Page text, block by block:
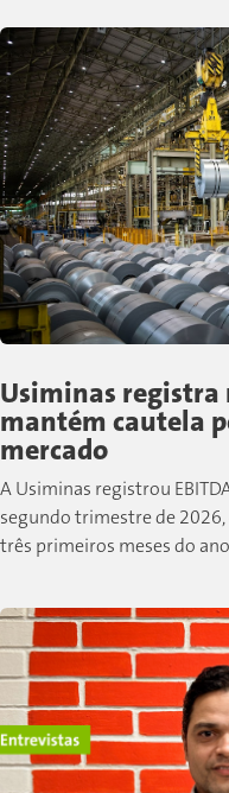
Usiminas registra
mantém cautela
mercado
A Usiminas registrou
segundo trimestre de 2026,
três primeiros meses do